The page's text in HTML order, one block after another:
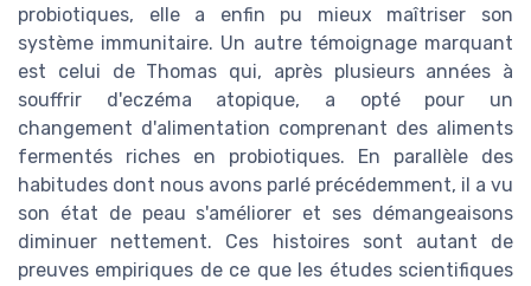
probiotiques, elle a enfin pu mieux maîtriser son
système immunitaire. Un autre témoignage marquant
est celui de Thomas qui, après plusieurs années à
souffrir d'eczéma atopique, a opté pour un
changement d'alimentation comprenant des aliments
fermentés riches en probiotiques. En parallèle des
habitudes dont nous avons parlé précédemment, il a vu
son état de peau s'améliorer et ses démangeaisons
diminuer nettement. Ces histoires sont autant de
preuves empiriques de ce que les études scientifiques